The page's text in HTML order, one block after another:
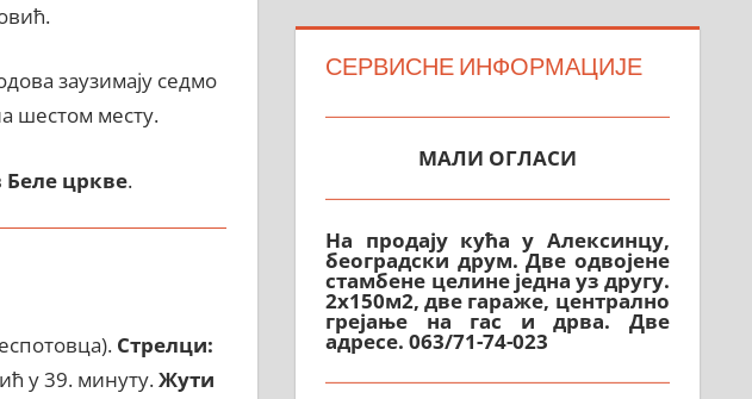
заузимају седмо
шестом месту.
Беле цркве.
Стрелци:
у 39. минуту.Жути
СЕРВИСНЕ ИНФОРМАЦИЈЕ
београдски друм. Две одвојене
стамбене целине једна уз другу.
2х150м2, две гараже, централно
грејање на гас и дрва. Две
адресе. 063/71-74-023